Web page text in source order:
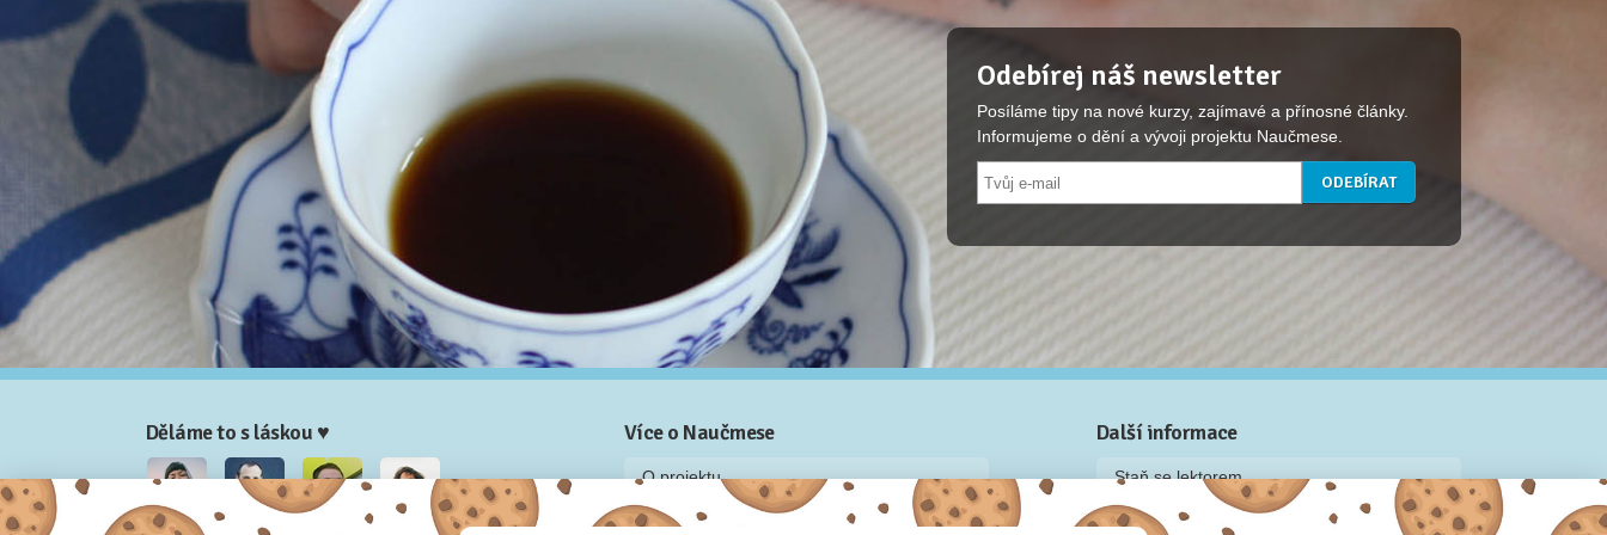
Odebírej náš newsletter
Posíláme tipy na nové kurzy, zajímavé a přínosné články.
Informujeme o dění a vývoji projektu Naučmese.
Děláme to s láskou ♥ Více o Naučmese
O projektu
Blog: recenze z kurzů, rozhovory a články
Další informace
Staň se lektorem
Video: Jak připravit kurz na Naučmese